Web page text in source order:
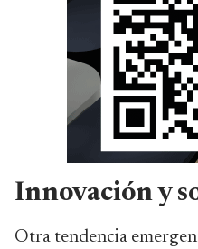
Innovación y
Otra tendencia